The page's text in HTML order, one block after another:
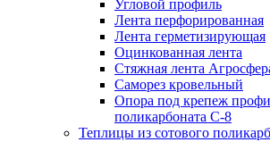
Угловой профиль
Лента перфорированная
Лента герметизирующая
Оцинкованная лента
Стяжная лента
Саморез кровельный
Опора под крепеж
поликарбоната С-8
Теплицы из сотового